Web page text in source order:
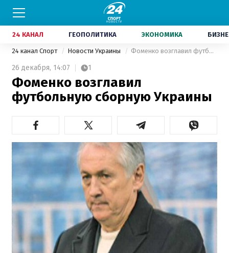
24 КАНАЛ ГЕОПОЛИТИКА ЭКОНОМИКА
24 канал Спорт Новости Украины Фоменко возглавил футбольную сборную Украины
26 декабря, 14:07 1
Фоменко возглавил
футбольную сборную Украины